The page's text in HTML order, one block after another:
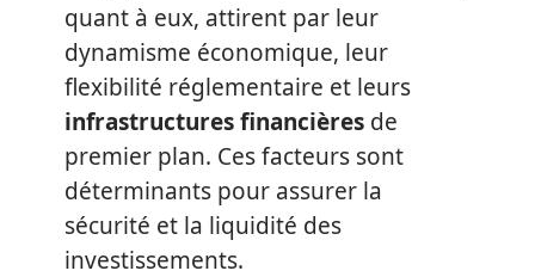
quant à eux, attirent par leur
dynamisme économique, leur
flexibilité réglementaire et leurs
infrastructures financières de
premier plan. Ces facteurs sont
déterminants pour assurer la
sécurité et la liquidité des
investissements.